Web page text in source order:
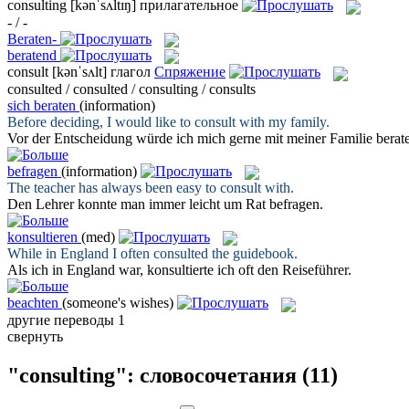
consulting [kənˈsʌltɪŋ] прилагательное
- / -
Beraten-
beratend
consult [kənˈsʌlt] глагол Спряжение
consulted / consulted / consulting / consults
sich beraten (information)
Before deciding, I would like to consult with my family.
Vor der Entscheidung würde ich mich gerne mit meiner Familie
befragen (information)
The teacher has always been easy to consult with.
Den Lehrer konnte man immer leicht um Rat befragen.
konsultieren (med)
While in England I often consulted the guidebook.
Als ich in England war, konsultierte ich oft den Reiseführer.
beachten (someone's wishes)
другие переводы 1
свернуть
"consulting": словосочетания (11)